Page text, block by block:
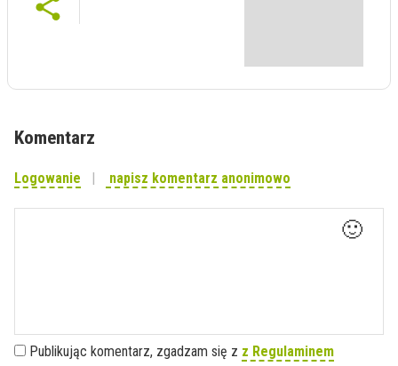
Komentarz
Logowanie napisz komentarz anonimowo
🙂
Publikując komentarz, zgadzam się z z Regulaminem